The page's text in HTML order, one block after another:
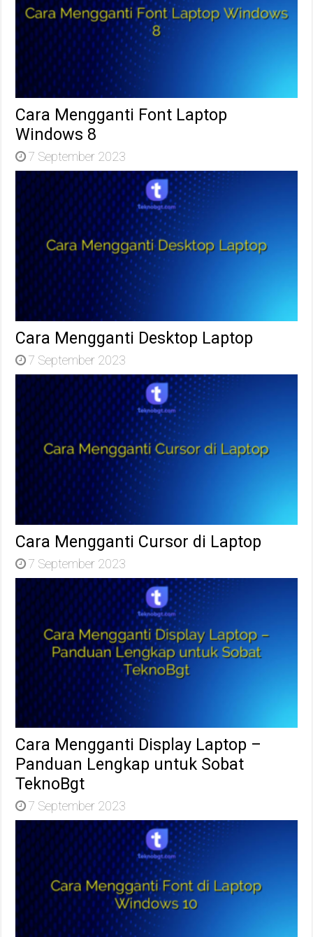
Cara Mengganti Font Laptop
Windows 8
7 September 2023
Cara Mengganti Desktop Laptop
7 September 2023
Cara Mengganti Cursor di Laptop
7 September 2023
Cara Mengganti Display Laptop –
Panduan Lengkap untuk Sobat
TeknoBgt
7 September 2023